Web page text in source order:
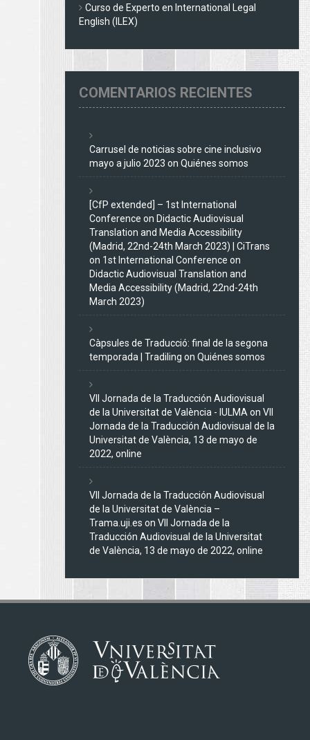
Curso de Experto en International Legal
English (ILEX)
COMENTARIOS RECIENTES
Carrusel de noticias sobre cine inclusivo
mayo a julio 2023 on Quiénes somos
[CfP extended] – 1st International
Conference on Didactic Audiovisual
Translation and Media Accessibility
(Madrid, 22nd-24th March 2023) | CiTrans
on 1st International Conference on
Didactic Audiovisual Translation and
Media Accessibility (Madrid, 22nd-24th
March 2023)
Càpsules de Traducció: final de la segona
temporada | Tradiling on Quiénes somos
VII Jornada de la Traducción Audiovisual
de la Universitat de València - IULMA on VII
Jornada de la Traducción Audiovisual de la
Universitat de València, 13 de mayo de
2022, online
VII Jornada de la Traducción Audiovisual
de la Universitat de València –
Trama.uji.es on VII Jornada de la
Traducción Audiovisual de la Universitat
de València, 13 de mayo de 2022, online